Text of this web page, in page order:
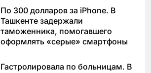
По 300 долларов за iPhone. В
Ташкенте задержали
таможенника, помогавшего
оформлять «серые» смартфоны
Гастролировала по больницам. В